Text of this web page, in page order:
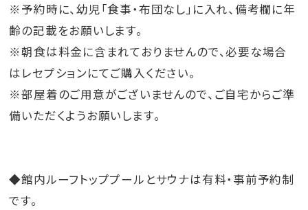
※予約時に、幼児「食事・布団なし」に入れ、備考欄に年
齢の記載をお願いします。
※朝食は料金に含まれておりませんので、必要な場合
はレセプションにてご購入ください。
※部屋着のご用意がございませんので、ご自宅からご準
備いただくようお願いします。
◆館内ルーフトッププールとサウナは有料・事前予約制
です。